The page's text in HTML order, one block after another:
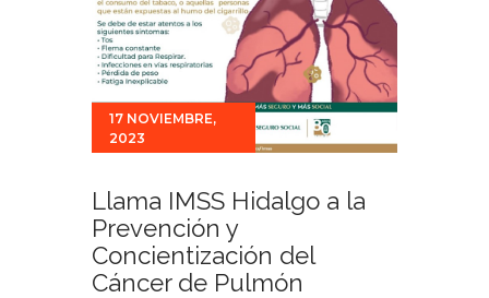
Para ti
Contacto
17 NOVIEMBRE,
2023
Llama IMSS Hidalgo a la
Prevención y
Concientización del
Cáncer de Pulmón